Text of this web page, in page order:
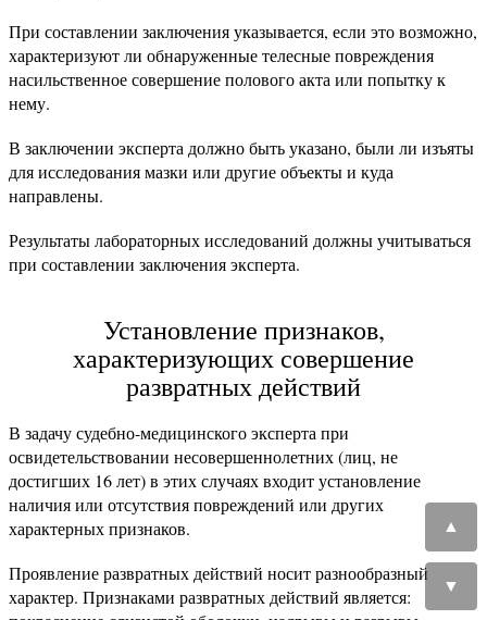
При составлении заключения указывается, если это возможно,
характеризуют ли обнаруженные телесные повреждения
насильственное совершение полового акта или попытку к
нему.
В заключении эксперта должно быть указано, были ли изъяты
для исследования мазки или другие объекты и куда
направлены.
Результаты лабораторных исследований должны учитываться
при составлении заключения эксперта.
Установление признаков,
характеризующих совершение
развратных действий
В задачу судебно-медицинского эксперта при
освидетельствовании несовершеннолетних (лиц, не
достигших 16 лет) в этих случаях входит установление
наличия или отсутствия повреждений или других
характерных признаков.
Проявление развратных действий носит разнообразный
характер. Признаками развратных действий является:
▲
▼